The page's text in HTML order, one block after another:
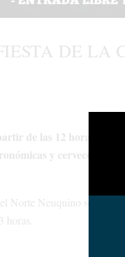
DE LA
de las 12 horas, en
y cerveceros
Norte Neuquino será el
horas.